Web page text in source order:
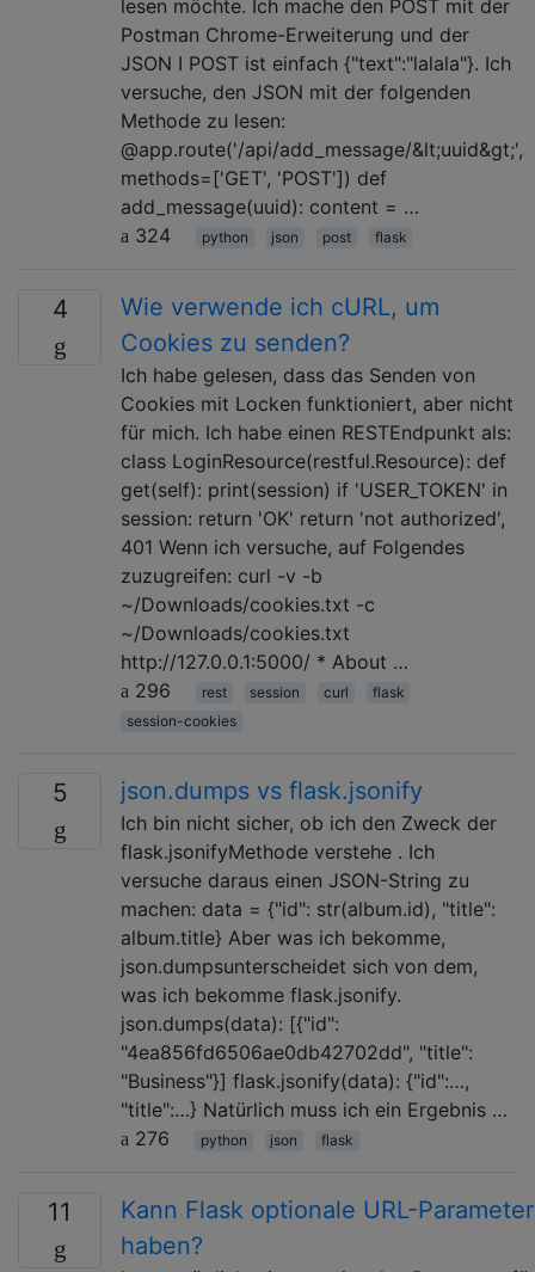
lesen möchte. Ich mache den POST mit der
Postman Chrome-Erweiterung und der
JSON I POST ist einfach {"text":"lalala"}. Ich
versuche, den JSON mit der folgenden
Methode zu lesen:
@app.route('/api/add_message/&lt;uuid&gt;',
methods=['GET', 'POST']) def
add_message(uuid): content = …
324
python json post flask
4
Wie verwende ich cURL, um
Cookies zu senden?
Ich habe gelesen, dass das Senden von
Cookies mit Locken funktioniert, aber nicht
für mich. Ich habe einen RESTEndpunkt als:
class LoginResource(restful.Resource): def
get(self): print(session) if 'USER_TOKEN' in
session: return 'OK' return 'not authorized',
401 Wenn ich versuche, auf Folgendes
zuzugreifen: curl -v -b
~/Downloads/cookies.txt -c
~/Downloads/cookies.txt
http://127.0.0.1:5000/ * About …
296
rest session curl
flask
session-cookies
5 json.dumps vs flask.jsonify
Ich bin nicht sicher, ob ich den Zweck der
flask.jsonifyMethode verstehe . Ich
versuche daraus einen JSON-String zu
machen: data = {"id": str(album.id), "title":
album.title} Aber was ich bekomme,
json.dumpsunterscheidet sich von dem,
was ich bekomme flask.jsonify.
json.dumps(data): [{"id":
"4ea856fd6506ae0db42702dd", "title":
"Business"}] flask.jsonify(data): {"id":…,
"title":…} Natürlich muss ich ein Ergebnis …
276
python json flask
11
Kann Flask optionale URL-Parameter
haben?